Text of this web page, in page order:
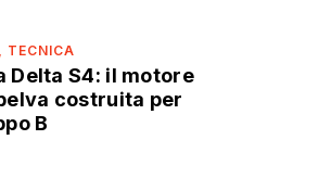
TECNICA
Delta S4: il motore
costruita per
B